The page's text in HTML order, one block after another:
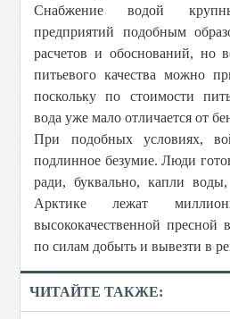
Снабжение водой
предприятий подобным
расчетов и обоснований, но
питьевого качества можно
поскольку по стоимости
вода уже мало отличается от
При подобных условиях,
подлинное безумие. Люди
ради, буквально, капли
Арктике лежат
высококачественной пресной
по силам добыть и вывезти в
ЧИТАЙТЕ ТАКЖЕ: